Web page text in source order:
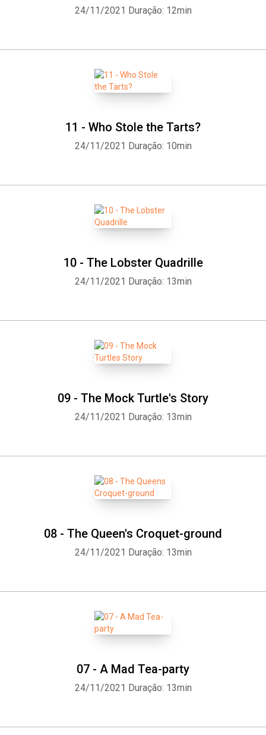
24/11/2021 Duração: 12min
11 - Who Stole the Tarts?
24/11/2021 Duração: 10min
10 - The Lobster Quadrille
24/11/2021 Duração: 13min
09 - The Mock Turtle's Story
24/11/2021 Duração: 13min
08 - The Queen's Croquet-ground
24/11/2021 Duração: 13min
07 - A Mad Tea-party
24/11/2021 Duração: 13min